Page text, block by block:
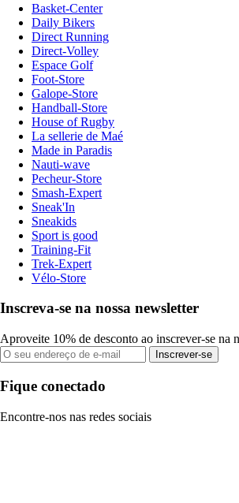
Basket-Center
Daily Bikers
Direct Running
Direct-Volley
Espace Golf
Foot-Store
Galope-Store
Handball-Store
House of Rugby
La sellerie de Maé
Made in Paradis
Nauti-wave
Pecheur-Store
Smash-Expert
Sneak'In
Sneakids
Sport is good
Training-Fit
Trek-Expert
Vélo-Store
Inscreva-se na nossa newsletter
Aproveite 10% de desconto ao inscrever-se na
Inscrever-se
Fique conectado
Encontre-nos nas redes sociais